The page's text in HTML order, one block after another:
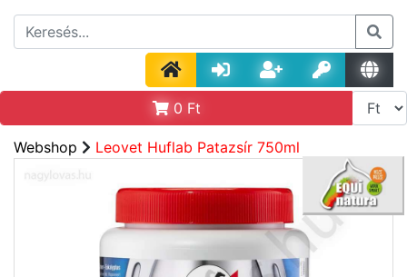
0 Ft
Webshop Leovet Huflab Patazsír 750ml